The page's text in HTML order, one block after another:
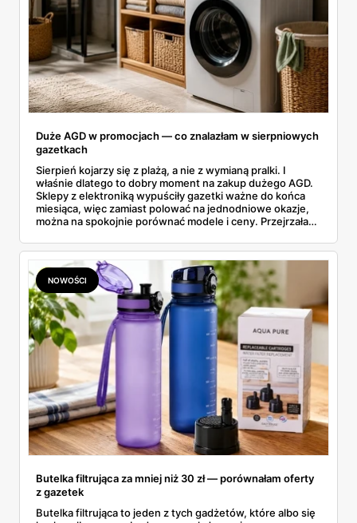
Duże AGD w promocjach — co znalazłam w sierpniowych
gazetkach
Sierpień kojarzy się z plażą, a nie z wymianą pralki. I
właśnie dlatego to dobry moment na zakup dużego AGD.
Sklepy z elektroniką wypuściły gazetki ważne do końca
miesiąca, więc zamiast polować na jednodniowe okazje,
można na spokojnie porównać modele i ceny. Przejrzałam
znalazłam, z cenami i terminami.
NOWOŚCI
Butelka filtrująca za mniej niż 30 zł — porównałam oferty
z gazetek
Butelka filtrująca to jeden z tych gadżetów, które albo się